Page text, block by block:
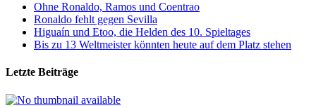
Ohne Ronaldo, Ramos und Coentrao
Ronaldo fehlt gegen Sevilla
Higuaín und Etoo, die Helden des 10. Spieltages
Bis zu 13 Weltmeister könnten heute auf dem Platz stehen
Letzte Beiträge